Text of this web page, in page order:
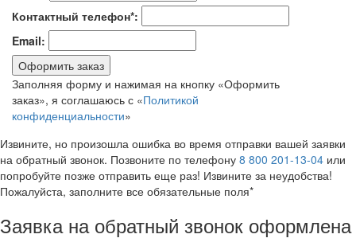
Контактный телефон*:
Email:
Оформить заказ
Заполняя форму и нажимая на кнопку «Оформить
заказ», я соглашаюсь с «Политикой
конфиденциальности»
Извините, но произошла ошибка во время отправки вашей заявки
на обратный звонок. Позвоните по телефону 8 800 201-13-04 или
попробуйте позже отправить еще раз! Извините за неудобства!
Пожалуйста, заполните все обязательные поля*
Заявка на обратный звонок оформлена